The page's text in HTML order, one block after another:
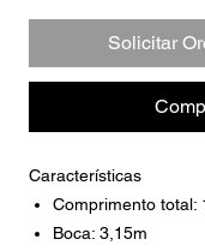
Solicitar
Características
Comprimento total:
Boca: 3,15m